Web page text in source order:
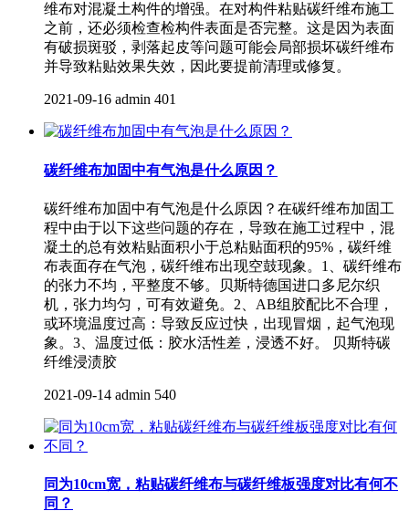
维布对混凝土构件的增强。在对构件粘贴碳纤维布施工
之前，还必须检查检构件表面是否完整。这是因为表面
有破损斑驳，剥落起皮等问题可能会局部损坏碳纤维布
并导致粘贴效果失效，因此要提前清理或修复。
2021-09-16 admin 401
碳纤维布加固中有气泡是什么原因？
碳纤维布加固中有气泡是什么原因？在碳纤维布加固工
程中由于以下这些问题的存在，导致在施工过程中，混
凝土的总有效粘贴面积小于总粘贴面积的95%，碳纤维
布表面存在气泡，碳纤维布出现空鼓现象。1、碳纤维布
的张力不均，平整度不够。贝斯特德国进口多尼尔织
机，张力均匀，可有效避免。2、AB组胶配比不合理，
或环境温度过高：导致反应过快，出现冒烟，起气泡现
象。3、温度过低：胶水活性差，浸透不好。 贝斯特碳
纤维浸渍胶
2021-09-14 admin 540
同为10cm宽，粘贴碳纤维布与碳纤维板强度对比有何不
同？